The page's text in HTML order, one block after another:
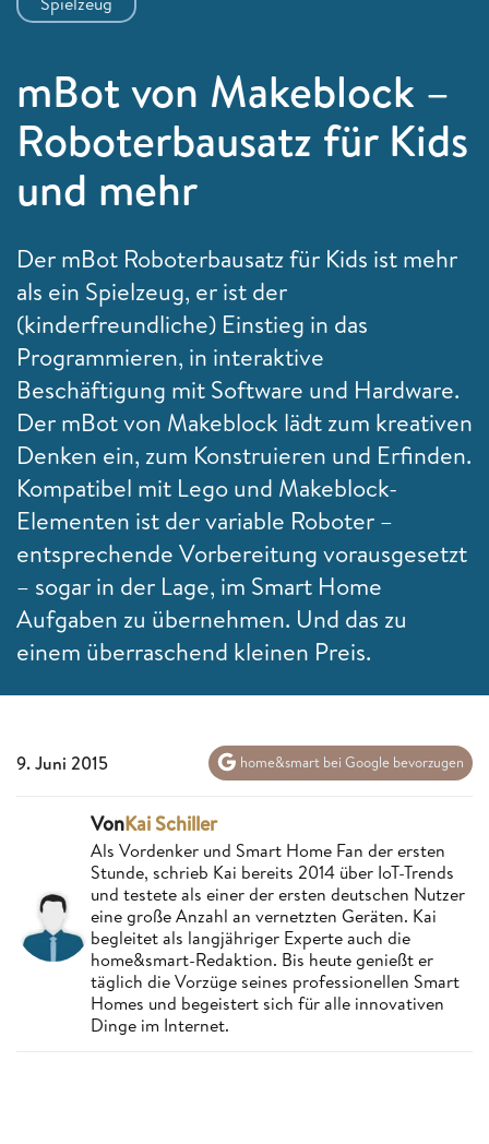
mBot von Makeblock –
Roboterbausatz für Kids
und mehr
Der mBot Roboterbausatz für Kids ist mehr
als ein Spielzeug, er ist der
(kinderfreundliche) Einstieg in das
Programmieren, in interaktive
Beschäftigung mit Software und Hardware.
Der mBot von Makeblock lädt zum kreativen
Denken ein, zum Konstruieren und Erfinden.
Kompatibel mit Lego und Makeblock-
Elementen ist der variable Roboter –
entsprechende Vorbereitung vorausgesetzt
– sogar in der Lage, im Smart Home
Aufgaben zu übernehmen. Und das zu
einem überraschend kleinen Preis.
9. Juni 2015 home&smart bei Google bevorzugen
VonKai Schiller
Als Vordenker und Smart Home Fan der ersten
Stunde, schrieb Kai bereits 2014 über IoT-Trends
und testete als einer der ersten deutschen Nutzer
eine große Anzahl an vernetzten Geräten. Kai
begleitet als langjähriger Experte auch die
home&smart-Redaktion. Bis heute genießt er
täglich die Vorzüge seines professionellen Smart
Homes und begeistert sich für alle innovativen
Dinge im Internet.